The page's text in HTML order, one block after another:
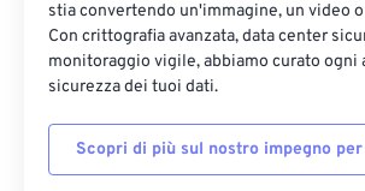
stia convertendo un'immagine, un video
Con crittografia avanzata, data center
monitoraggio vigile, abbiamo curato ogni
sicurezza dei tuoi dati.
Scopri di più sul nostro impegno